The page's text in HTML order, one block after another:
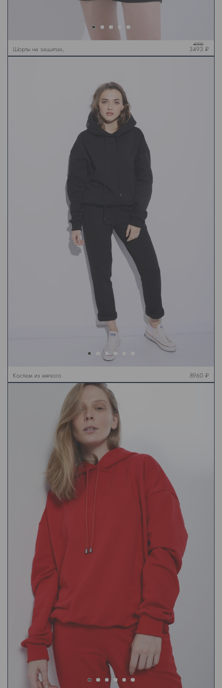
Шорты на защипах,
черные
4990
3493 ₽
Костюм из мягкого
футера, черный
8960 ₽